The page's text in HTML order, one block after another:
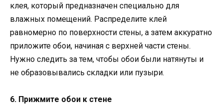
клея, который предназначен специально для
влажных помещений. Распределите клей
равномерно по поверхности стены, а затем аккуратно
приложите обои, начиная с верхней части стены.
Нужно следить за тем, чтобы обои были натянуты и
не образовывались складки или пузыри.
6. Прижмите обои к стене